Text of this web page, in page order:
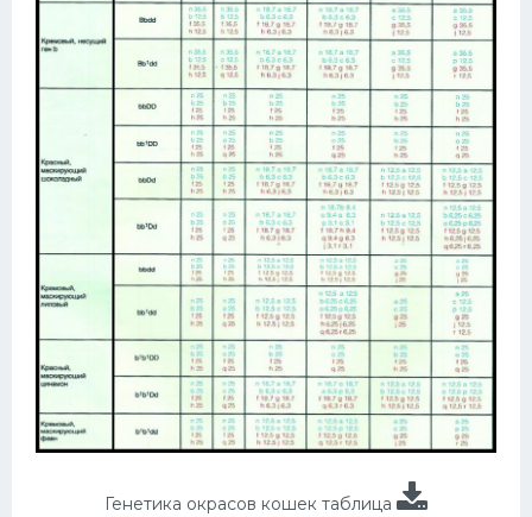
Генетика окрасов кошек таблица